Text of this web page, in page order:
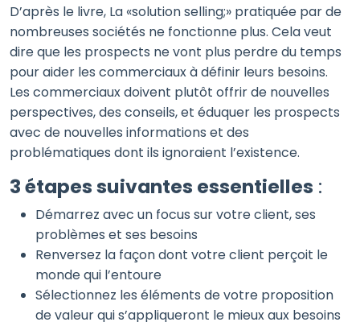
D’après le livre, La «solution selling;» pratiquée par de
nombreuses sociétés ne fonctionne plus. Cela veut
dire que les prospects ne vont plus perdre du temps
pour aider les commerciaux à définir leurs besoins.
Les commerciaux doivent plutôt offrir de nouvelles
perspectives, des conseils, et éduquer les prospects
avec de nouvelles informations et des
problématiques dont ils ignoraient l’existence.
3 étapes suivantes essentielles :
Démarrez avec un focus sur votre client, ses
problèmes et ses besoins
Renversez la façon dont votre client perçoit le
monde qui l’entoure
Sélectionnez les éléments de votre proposition
de valeur qui s’appliqueront le mieux aux besoins